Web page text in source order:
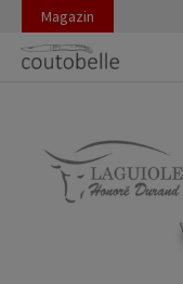
Magazin